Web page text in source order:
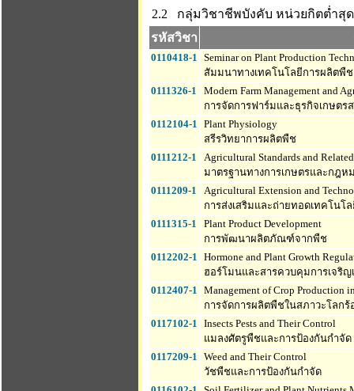
2.2 กลุ่มวิชาชีพบังคับ หน่วยกิตต่ำสุด
รหัสวิชา
0110418-1 Seminar on Plant Production
สัมมนาทางเทคโนโลยีการผลิตพืช
0111326-1
Modern Farm Management and
การจัดการฟาร์มและธุรกิจเกษตร
0112104-1 Plant Physiology
สรีรวิทยาการผลิตพืช
0111212-1
Agricultural Standards and
มาตรฐานทางการเกษตรและกฎห
0111209-1
Agricultural Extension and
การส่งเสริมและถ่ายทอดเทคโนโ
0111315-1
Plant Product Development
การพัฒนาผลิตภัณฑ์จากพืช
0112202-1 Hormone and Plant Growth
ฮอร์โมนและสารควบคุมการเจริญ
0112407-1 Management of Crop Production
การจัดการผลิตพืชในสภาวะโลกร้
0117102-1 Insects Pests and Their Control
แมลงศัตรูพืชและการป้องกันกำจัด
0117209-1 Weed and Their Control
วัชพืชและการป้องกันกำจัด